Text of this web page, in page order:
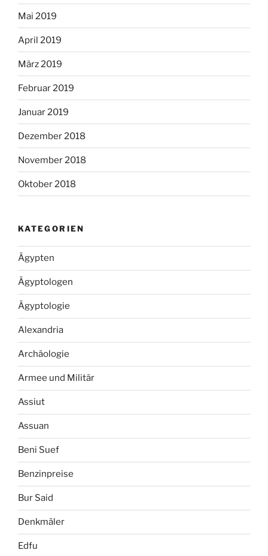
Mai 2019
April 2019
März 2019
Februar 2019
Januar 2019
Dezember 2018
November 2018
Oktober 2018
KATEGORIEN
Ägypten
Ägyptologen
Ägyptologie
Alexandria
Archäologie
Armee und Militär
Assiut
Assuan
Beni Suef
Benzinpreise
Bur Said
Denkmäler
Edfu